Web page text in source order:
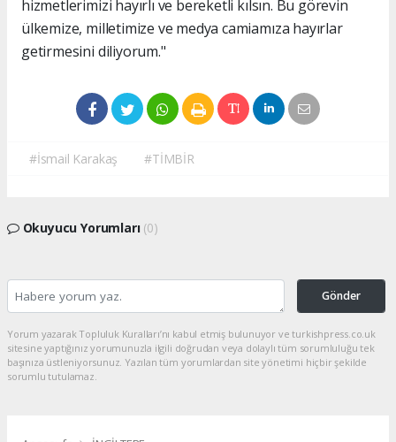
hizmetlerimizi hayırlı ve bereketli kılsın. Bu görevin
ülkemize, milletimize ve medya camiamıza hayırlar
getirmesini diliyorum."
#İsmail Karakaş #TİMBİR
Okuyucu Yorumları (0)
Gönder
Yorum yazarak Topluluk Kuralları’nı kabul etmiş bulunuyor ve turkishpress.co.uk
sitesine yaptığınız yorumunuzla ilgili doğrudan veya dolaylı tüm sorumluluğu tek
başınıza üstleniyorsunuz. Yazılan tüm yorumlardan site yönetimi hiçbir şekilde
sorumlu tutulamaz.